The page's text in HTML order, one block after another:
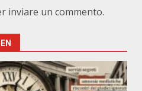
inviare un commento.